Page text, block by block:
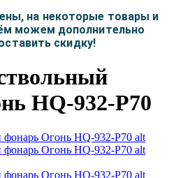
на некоторые товары и
можем дополнительно
скидку!
HQ-932-P70